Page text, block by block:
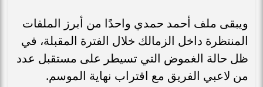
ويبقى ملف أحمد حمدي واحدًا من أبرز الملفات
المنتظرة داخل الزمالك خلال الفترة المقبلة، في
ظل حالة الغموض التي تسيطر على مستقبل عدد
من لاعبي الفريق مع اقتراب نهاية الموسم.